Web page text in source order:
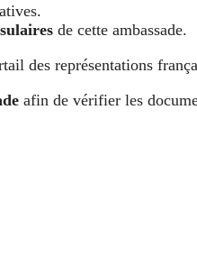
de cette ambassade.
des représentations
afin de vérifier les